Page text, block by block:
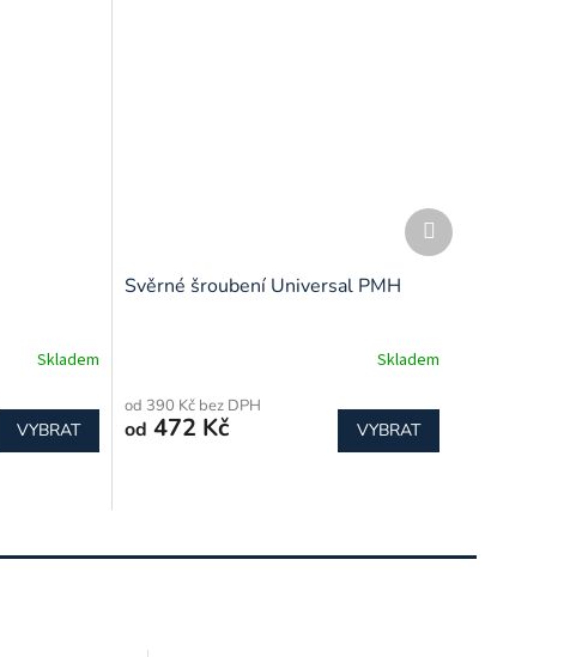
Skladem
VYBRAT
Svěrné šroubení Universal PMH
Skladem
od 390 Kč bez DPH
od 472 Kč VYBRAT
Další
produkt